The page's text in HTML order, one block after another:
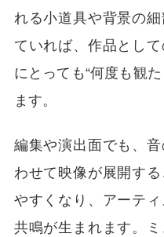
れる小道具や背景の
ていれば、作品とし
にとっても“何度も観
ます。
編集や演出面でも、
わせて映像が展開す
やすくなり、アーテ
共鳴が生まれます。